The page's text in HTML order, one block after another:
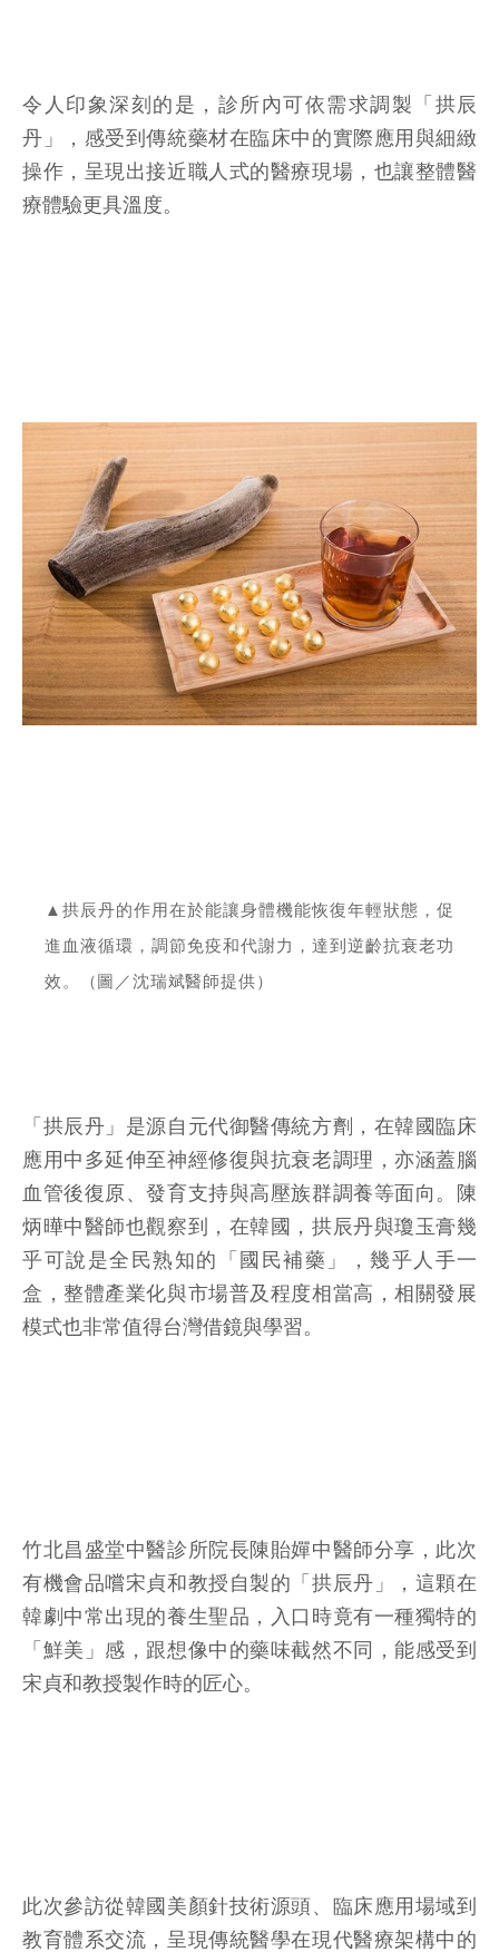
令人印象深刻的是，診所內可依需求調製「拱辰
丹」，感受到傳統藥材在臨床中的實際應用與細緻
操作，呈現出接近職人式的醫療現場，也讓整體醫
療體驗更具溫度。
▲拱辰丹的作用在於能讓身體機能恢復年輕狀態，促
進血液循環，調節免疫和代謝力，達到逆齡抗衰老功
效。（圖／沈瑞斌醫師提供）
「拱辰丹」是源自元代御醫傳統方劑，在韓國臨床
應用中多延伸至神經修復與抗衰老調理，亦涵蓋腦
血管後復原、發育支持與高壓族群調養等面向。陳
炳曄中醫師也觀察到，在韓國，拱辰丹與瓊玉膏幾
乎可說是全民熟知的「國民補藥」，幾乎人手一
盒，整體產業化與市場普及程度相當高，相關發展
模式也非常值得台灣借鏡與學習。
竹北昌盛堂中醫診所院長陳貽嬋中醫師分享，此次
有機會品嚐宋貞和教授自製的「拱辰丹」，這顆在
韓劇中常出現的養生聖品，入口時竟有一種獨特的
「鮮美」感，跟想像中的藥味截然不同，能感受到
宋貞和教授製作時的匠心。
此次參訪從韓國美顏針技術源頭、臨床應用場域到
教育體系交流，呈現傳統醫學在現代醫療架構中的